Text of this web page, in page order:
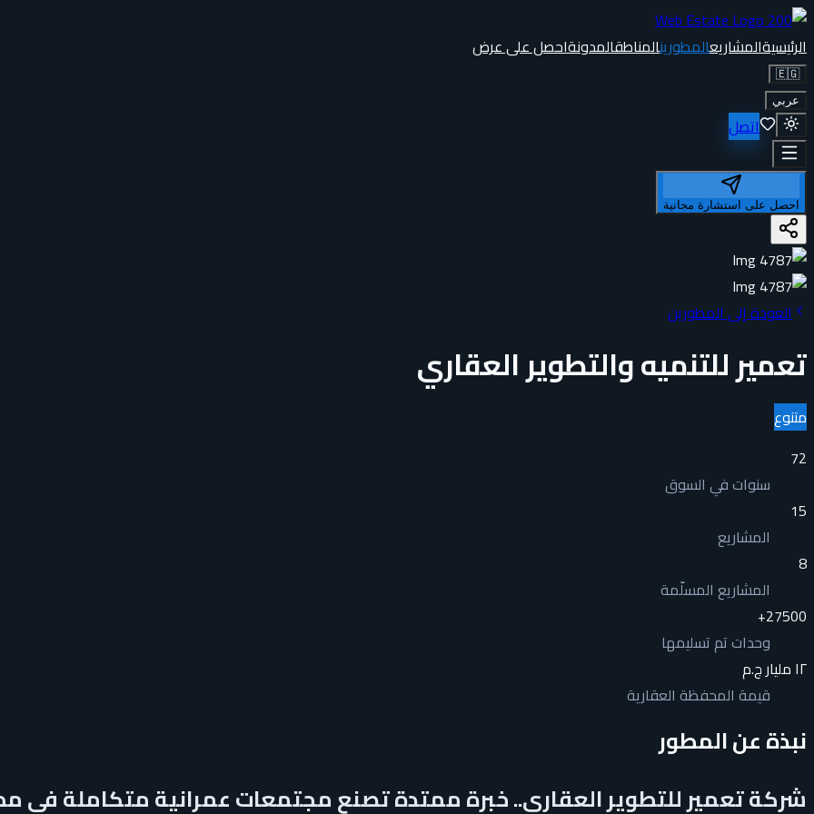
الرئيسيةالمشاريعالمطورينالمناطقالمدونةاحصل على عرض
🇪🇬
عربي
اتصل
احصل على استشارة مجانية
العودة إلى المطورين
تعمير للتنميه والتطوير العقاري
متنوع
72
سنوات في السوق
15
المشاريع
8
المشاريع المسلّمة
27500
+
وحدات تم تسليمها
١٢ مليار ج.م
قيمة المحفظة العقارية
نبذة عن المطور
شركة تعمير للتطوير العقاري.. خبرة ممتدة تصنع مجتمعات عمرانية متكاملة في